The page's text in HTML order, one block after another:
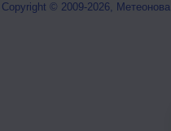
Copyright © 2009-2026, Метеонова